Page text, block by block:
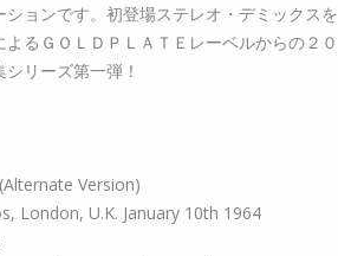
ションです。初登場ステレオ・デミックスを
るＧＯＬＤＰＬＡＴＥレーベルからの２０
リーズ第一弾！
Version)
London, U.K. January 10th 1964